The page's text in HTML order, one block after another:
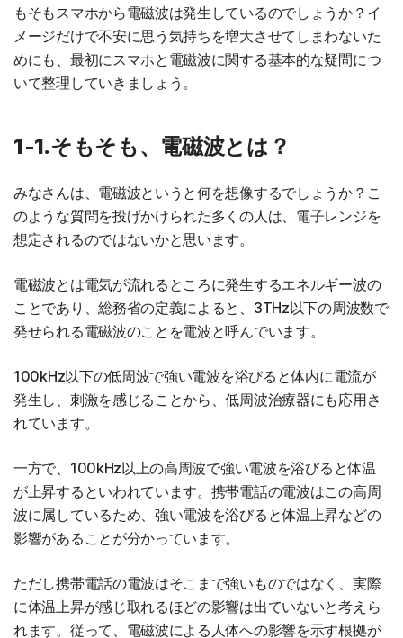
もそもスマホから電磁波は発生しているのでしょうか？イ
メージだけで不安に思う気持ちを増大させてしまわないた
めにも、最初にスマホと電磁波に関する基本的な疑問につ
いて整理していきましょう。
1-1.そもそも、電磁波とは？
みなさんは、電磁波というと何を想像するでしょうか？こ
のような質問を投げかけられた多くの人は、電子レンジを
想定されるのではないかと思います。
電磁波とは電気が流れるところに発生するエネルギー波の
ことであり、総務省の定義によると、3THz以下の周波数で
発せられる電磁波のことを電波と呼んでいます。
100kHz以下の低周波で強い電波を浴びると体内に電流が
発生し、刺激を感じることから、低周波治療器にも応用さ
れています。
一方で、100kHz以上の高周波で強い電波を浴びると体温
が上昇するといわれています。携帯電話の電波はこの高周
波に属しているため、強い電波を浴びると体温上昇などの
影響があることが分かっています。
ただし携帯電話の電波はそこまで強いものではなく、実際
に体温上昇が感じ取れるほどの影響は出ていないと考えら
れます。従って、電磁波による人体への影響を示す根拠が